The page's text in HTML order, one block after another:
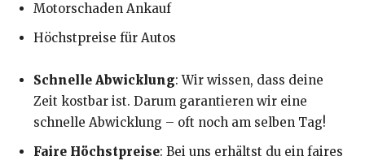
Motorschaden Ankauf
Höchstpreise für Autos
Schnelle Abwicklung: Wir wissen, dass deine
Zeit kostbar ist. Darum garantieren wir eine
schnelle Abwicklung – oft noch am selben Tag!
Faire Höchstpreise: Bei uns erhältst du ein faires